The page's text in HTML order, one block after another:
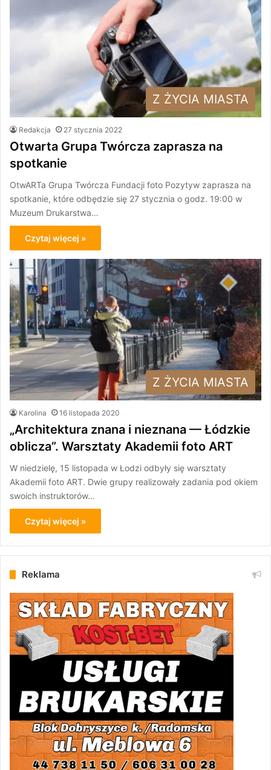
Z ŻYCIA MIASTA
Redakcja 27 stycznia 2022
Otwarta Grupa Twórcza zaprasza na
spotkanie
OtwARTa Grupa Twórcza Fundacji foto Pozytyw zaprasza na
spotkanie, które odbędzie się 27 stycznia o godz. 19:00 w
Muzeum Drukarstwa…
Czytaj więcej »
Z ŻYCIA MIASTA
Karolina 16 listopada 2020
„Architektura znana i nieznana — Łódzkie
oblicza”. Warsztaty Akademii foto ART
W niedzielę, 15 listopada w Łodzi odbyły się warsztaty
Akademii foto ART. Dwie grupy realizowały zadania pod okiem
swoich instruktorów…
Czytaj więcej »
Reklama